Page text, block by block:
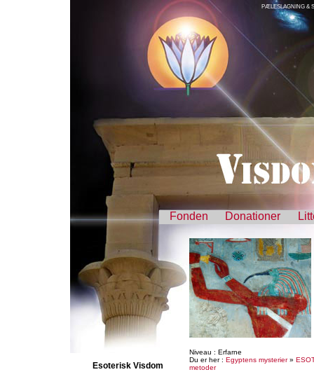
PÆLESLAGNING &
Fonden Donationer
Esoterisk Visdom
Niveau : Erfarne
Du er her : Egyptens mysterier»
metoder